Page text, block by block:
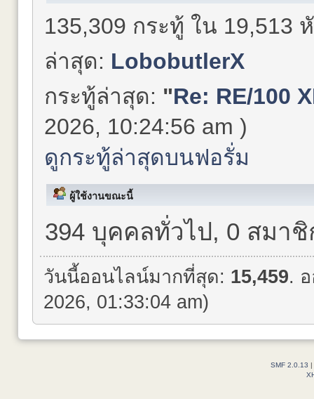
135,309 กระทู้ ใน 19,513
ล่าสุด: LobobutlerX
กระทู้ล่าสุด: "Re: RE/100
2026, 10:24:56 am )
ดูกระทู้ล่าสุดบนฟอรั่ม
ผู้ใช้งานขณะนี้
394 บุคคลทั่วไป, 0 สมาชิ
วันนี้ออนไลน์มากที่สุด: 15,459.
2026, 01:33:04 am)
SMF 2.0.13 |